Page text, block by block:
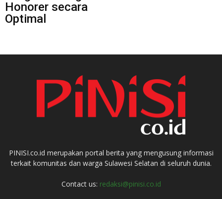
Honorer secara
Optimal
PINISI.co.id merupakan portal berita yang mengusung informasi
terkait komunitas dan warga Sulawesi Selatan di seluruh dunia.
Contact us: redaksi@pinisi.co.id